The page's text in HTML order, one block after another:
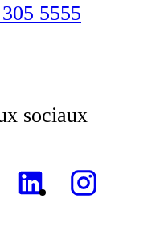
5555
sociaux